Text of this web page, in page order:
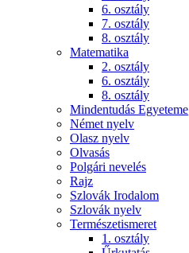
6. osztály
7. osztály
8. osztály
Matematika
2. osztály
6. osztály
8. osztály
Mindentudás Egyeteme
Német nyelv
Olasz nyelv
Olvasás
Polgári nevelés
Rajz
Szlovák Irodalom
Szlovák nyelv
Természetismeret
1. osztály